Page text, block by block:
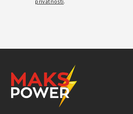
privatnosti.